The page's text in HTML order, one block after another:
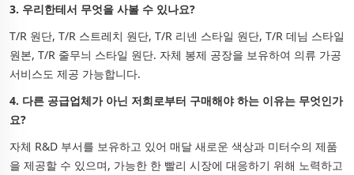
3. 우리한테서 무엇을 사볼 수 있나요?
T/R 원단, T/R 스트레치 원단, T/R 리넨 스타일 원단, T/R 데님 스타일
원본, T/R 줄무늬 스타일 원단. 자체 봉제 공장을 보유하여 의류 가공
서비스도 제공 가능합니다.
4. 다른 공급업체가 아닌 저희로부터 구매해야 하는 이유는 무엇인가
요?
자체 R&D 부서를 보유하고 있어 매달 새로운 색상과 미터수의 제품
을 제공할 수 있으며, 가능한 한 빨리 시장에 대응하기 위해 노력하고